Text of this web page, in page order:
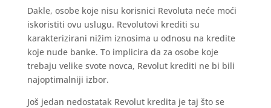
Dakle, osobe koje nisu korisnici Revoluta neće moći
iskoristiti ovu uslugu. Revolutovi krediti su
karakterizirani nižim iznosima u odnosu na kredite
koje nude banke. To implicira da za osobe koje
trebaju velike svote novca, Revolut krediti ne bi bili
najoptimalniji izbor.
Još jedan nedostatak Revolut kredita je taj što se